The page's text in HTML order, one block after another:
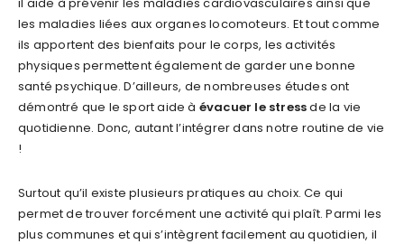
les maladies liées aux organes locomoteurs. Et tout comme
ils apportent des bienfaits pour le corps, les activités
physiques permettent également de garder une bonne
santé psychique. D’ailleurs, de nombreuses études ont
démontré que le sport aide à évacuer le stressde la vie
quotidienne. Donc, autant l’intégrer dans notre routine de vie
!
Surtout qu’il existe plusieurs pratiques au choix. Ce qui
permet de trouver forcément une activité qui plaît. Parmi les
plus communes et qui s’intègrent facilement au quotidien, il